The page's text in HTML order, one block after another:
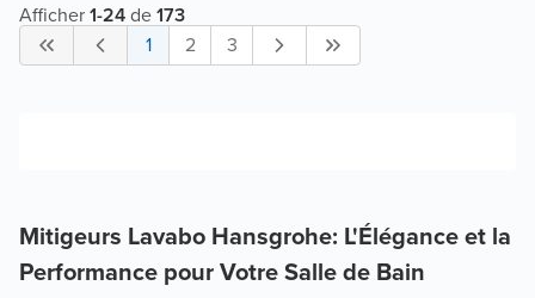
Afficher1-24de173
1
2 3
Mitigeurs Lavabo Hansgrohe: L'Élégance et la
Performance pour Votre Salle de Bain